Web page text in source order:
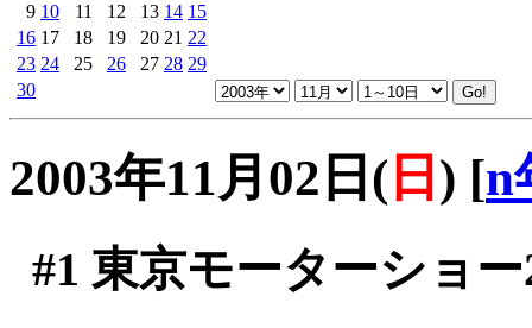
9 10 11 12 13 14 15
16 17 18 19 20 21 22
23 24 25 26 27 28 29
30
2003年11月02日( 日 ) [n
#1 東京モーターショー